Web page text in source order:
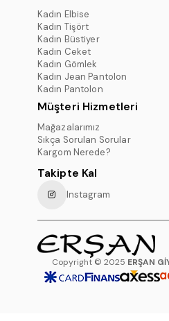
Kadın Elbise
Kadın Tişört
Kadın Büstiyer
Kadın Ceket
Kadın Gömlek
Kadın Jean Pantolon
Kadın Pantolon
Müşteri Hizmetleri
Mağazalarımız
Sıkça Sorulan Sorular
Kargom Nerede?
Takipte Kal
Instagram
Copyright © 2025 ERŞAN